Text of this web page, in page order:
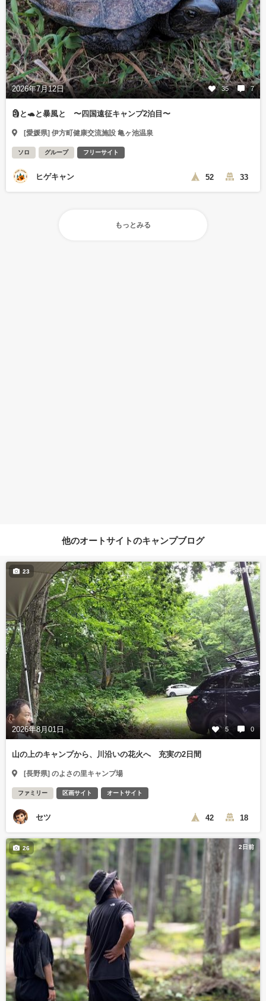
2026年7月12日 35 7
🗿と🐢と暴風と 〜四国遠征キャンプ2泊目〜
[愛媛県] 伊方町健康交流施設 亀ヶ池温泉
ソロ グループ フリーサイト
ヒゲキャン 52 33
もっとみる
他のオートサイトのキャンプブログ
5時間前
2026年8月01日 5 0
23
山の上のキャンプから、川沿いの花火へ 充実の2日間
[長野県] のよさの里キャンプ場
ファミリー 区画サイト オートサイト
セツ 42 18
2日前
26